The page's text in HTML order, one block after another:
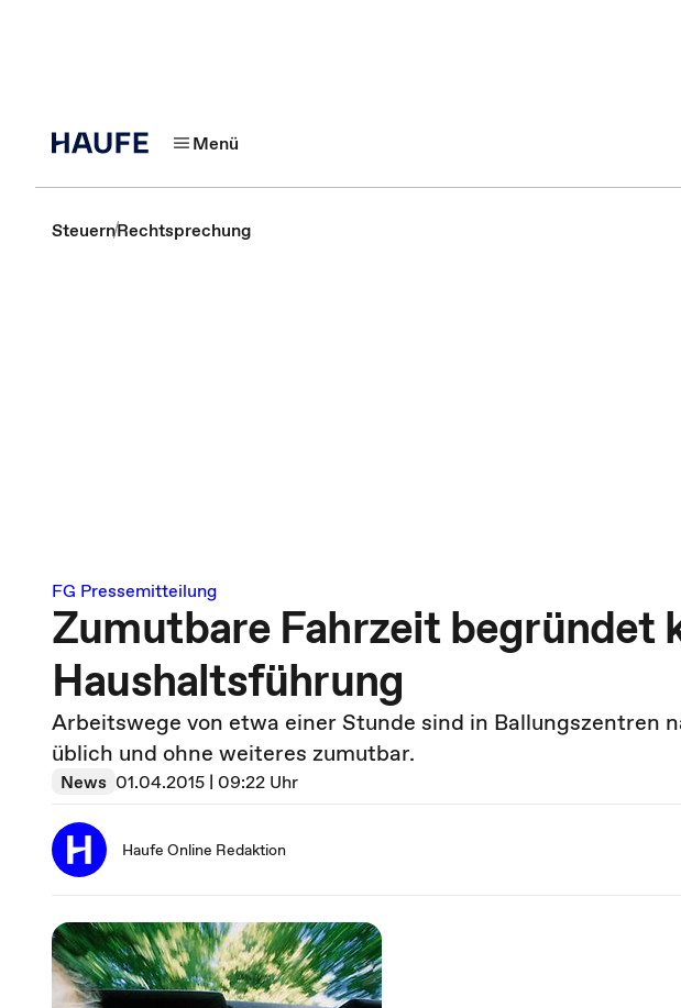
Menü
SteuernRechtsprechung
FG Pressemitteilung
Zumutbare Fahrzeit begründet
Haushaltsführung
Arbeitswege von etwa einer Stunde sind in Ballungszentren
üblich und ohne weiteres zumutbar.
News 01.04.2015 | 09:22 Uhr
Haufe Online Redaktion